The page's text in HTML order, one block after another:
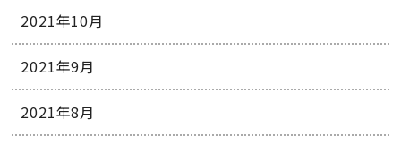
2021年10月
2021年9月
2021年8月